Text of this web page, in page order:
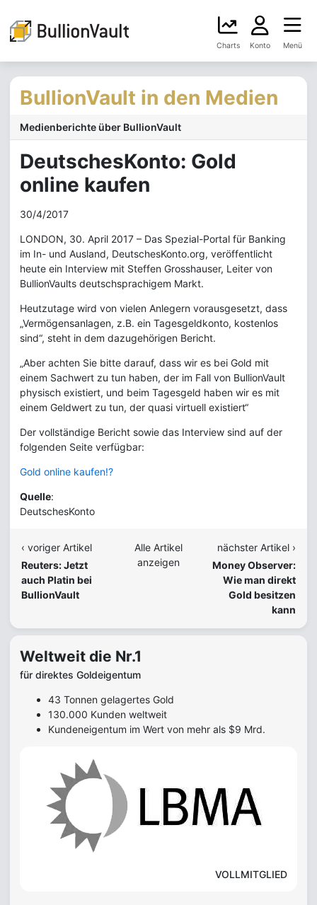
Charts Konto Menü
BullionVault in den Medien
Medienberichte über BullionVault
DeutschesKonto: Gold
online kaufen
30/4/2017
LONDON, 30. April 2017 – Das Spezial-Portal für Banking
im In- und Ausland, DeutschesKonto.org, veröffentlicht
heute ein Interview mit Steffen Grosshauser, Leiter von
BullionVaults deutschsprachigem Markt.
Heutzutage wird von vielen Anlegern vorausgesetzt, dass
„Vermögensanlagen, z.B. ein Tagesgeldkonto, kostenlos
sind“, steht in dem dazugehörigen Bericht.
„Aber achten Sie bitte darauf, dass wir es bei Gold mit
einem Sachwert zu tun haben, der im Fall von BullionVault
physisch existiert, und beim Tagesgeld haben wir es mit
einem Geldwert zu tun, der quasi virtuell existiert“
Der vollständige Bericht sowie das Interview sind auf der
folgenden Seite verfügbar:
Gold online kaufen!?
Quelle:
DeutschesKonto
‹ voriger Artikel
Reuters: Jetzt
auch Platin bei
BullionVault
Alle Artikel
anzeigen
nächster Artikel ›
Money Observer:
Wie man direkt
Gold besitzen
kann
Weltweit die Nr.1
für direktes Goldeigentum
43 Tonnen gelagertes Gold
130.000 Kunden weltweit
Kundeneigentum im Wert von mehr als $9 Mrd.
VOLLMITGLIED